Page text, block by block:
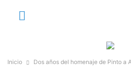
Inicio Dos años del homenaje de Pinto a